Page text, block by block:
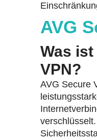
AVG
Was ist
VPN?
AVG Secure